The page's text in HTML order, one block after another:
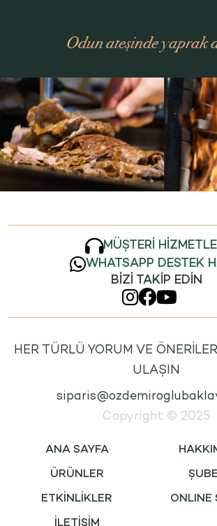
Odun ateşinde yaprak
MÜŞTERİ
WHATSAPP DESTEK
BİZİ TAKİP EDİN
HER TÜRLÜ YORUM VE
ULAŞIN
Copyright © 2025
ANA SAYFA
ÜRÜNLER
ETKİNLİKLER ONLINE
İLETİŞİM